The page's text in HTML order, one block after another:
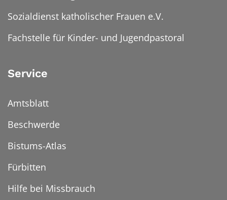
Sozialdienst katholischer Frauen e.V.
Fachstelle für Kinder- und Jugendpastoral
Service
Amtsblatt
Beschwerde
Bistums-Atlas
Fürbitten
Hilfe bei Missbrauch